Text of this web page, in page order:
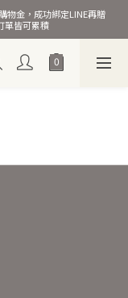
物金，成功綁定LINE再贈
單皆可累積